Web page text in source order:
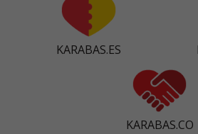
KARABAS.ES
KARABAS.CO